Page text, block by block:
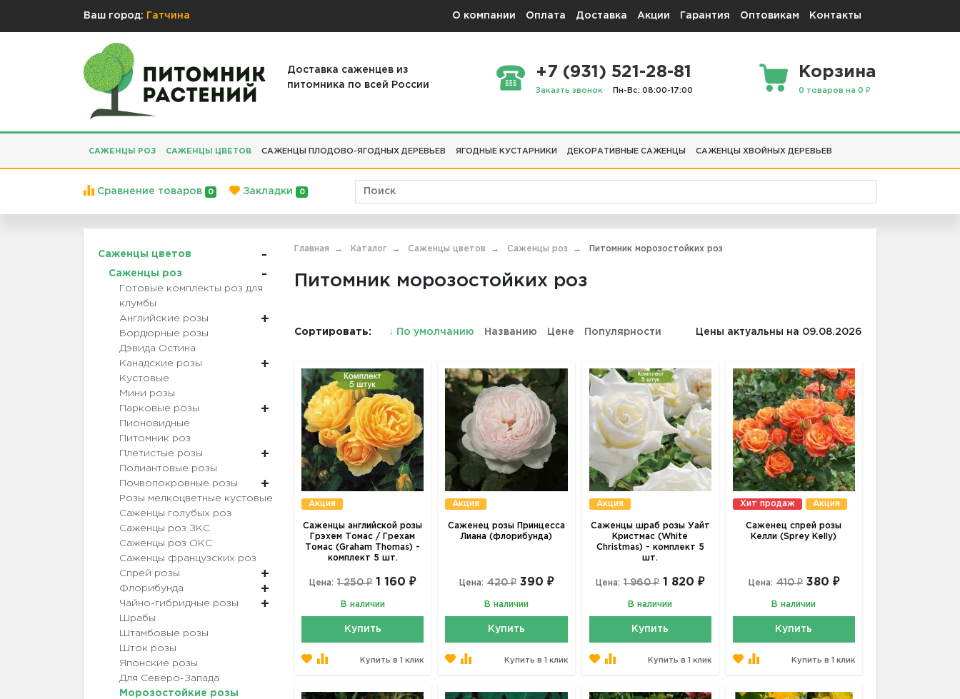
Ваш город: Гатчина О компании Оплата Доставка Акции Гарантия Оптовикам Контакты
Доставка саженцев из
питомника по всей России
+7 (931) 521-28-81
Заказть звонок Пн-Вс: 08:00-17:00
Корзина
0 товаров на 0 ₽
САЖЕНЦЫ РОЗ САЖЕНЦЫ ЦВЕТОВ САЖЕНЦЫ ПЛОДОВО-ЯГОДНЫХ ДЕРЕВЬЕВ ЯГОДНЫЕ КУСТАРНИКИ ДЕКОРАТИВНЫЕ САЖЕНЦЫ САЖЕНЦЫ ХВОЙНЫХ ДЕРЕВЬЕВ
Сравнение товаров 0 Закладки 0
Саженцы цветов
Саженцы роз
Готовые комплекты роз для
клумбы
Английские розы
Бордюрные розы
Дэвида Остина
Канадские розы
Кустовые
Мини розы
Парковые розы
Пионовидные
Питомник роз
Плетистые розы
Полиантовые розы
Почвопокровные розы
Розы мелкоцветные кустовые
Саженцы голубых роз
Саженцы роз ЗКС
Саженцы роз ОКС
Саженцы французских роз
Спрей розы
Флорибунда
Чайно-гибридные розы
Шрабы
Штамбовые розы
Шток розы
Японские розы
Для Северо-Запада
Морозостойкие розы
Главная Каталог Саженцы цветов Саженцы роз Питомник морозостойких роз
Питомник морозостойких роз
Сортировать: ↓ По умолчанию Названию Цене Популярности Цены актуальны на 09.08.2026
Акция
Саженцы английской розы
Грэхем Томас / Грехам
Томас (Graham Thomas) -
комплект 5 шт.
Цена: 1 250 ₽ 1 160 ₽
В наличии
Купить
Купить в 1 клик
Акция
Саженец розы Принцесса
Лиана (флорибунда)
Цена: 420 ₽ 390 ₽
В наличии
Купить
Купить в 1 клик
Акция
Саженцы шраб розы Уайт
Кристмас (White
Christmas) - комплект 5
шт.
Цена: 1 960 ₽ 1 820 ₽
В наличии
Купить
Купить в 1 клик
Хит продаж Акция
Саженец спрей розы
Келли (Sprey Kelly)
Цена: 410 ₽ 380 ₽
В наличии
Купить
Купить в 1 клик